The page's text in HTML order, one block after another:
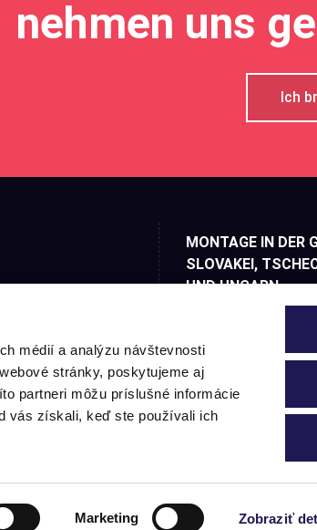
médií a analýzu návštevnosti
stránky, poskytujeme aj
partneri môžu príslušné informácie
vás získali, keď ste používali ich
Marketing Zobraziť
nehmen uns
Ich
MONTAGE IN DER
SLOVAKEI,
UND UNGARN
3130 Herzogenburg
+43 676 700 9765
info@panorea.at
Weitere